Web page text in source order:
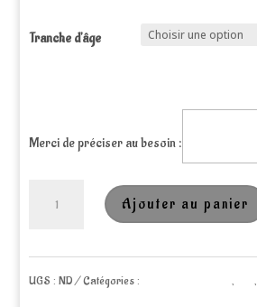
Tranche d'âge
Merci de préciser au besoin :
Ajouter au panier
UGS :ND Catégories : Activités manuelles, Kits,